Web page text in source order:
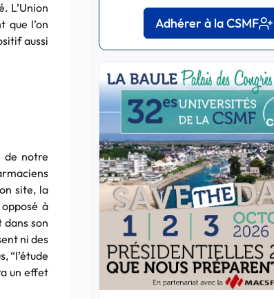
L’Union
que l’on
aussi
de notre
site, la
à
dans son
ni des
“l’étude
un effet
Adhérer à la CSMF